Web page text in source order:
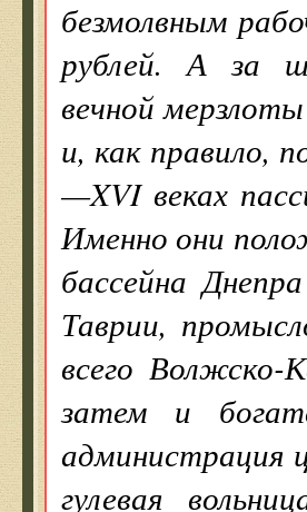
безмолвным
рублей. А за
вечной
и, как правило,
—XVI веках
Именно они
бассейна
Таврии,
всего Волжско-
затем и
администрация
гулевая